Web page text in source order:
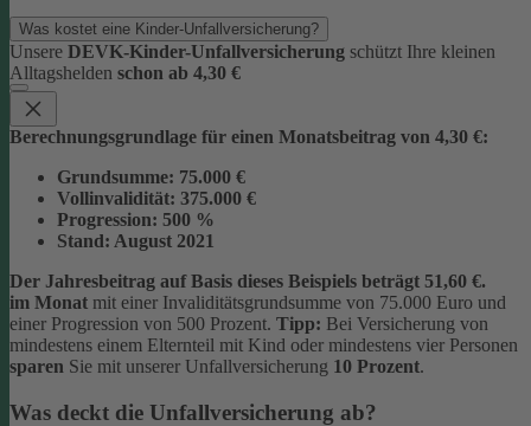
Was kostet eine Kinder-Unfallversicherung?
Unsere DEVK-Kinder-Unfallversicherung schützt Ihre kleinen
Alltagshelden schon ab 4,30 €
Berechnungsgrundlage für einen Monatsbeitrag von 4,30 €:
Grundsumme: 75.000 €
Vollinvalidität: 375.000 €
Progression: 500 %
Stand: August 2021
Der Jahresbeitrag auf Basis dieses Beispiels beträgt 51,60 €.
im Monat mit einer Invaliditätsgrundsumme von 75.000 Euro und
einer Progression von 500 Prozent. Tipp: Bei Versicherung von
mindestens einem Elternteil mit Kind oder mindestens vier Personen
sparen Sie mit unserer Unfallversicherung 10 Prozent.
Was deckt die Unfallversicherung ab?